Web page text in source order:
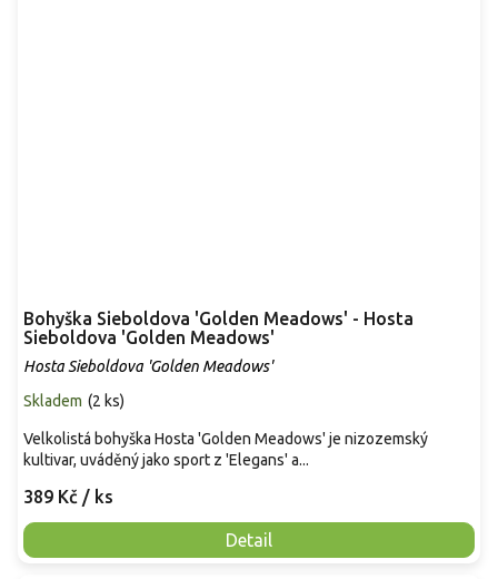
Bohyška Sieboldova 'Golden Meadows' - Hosta
Sieboldova 'Golden Meadows'
Hosta Sieboldova 'Golden Meadows'
Skladem (2 ks)
389 Kč / ks
Detail
Velkolistá bohyška Hosta 'Golden Meadows' je nizozemský
kultivar, uváděný jako sport z 'Elegans' a...